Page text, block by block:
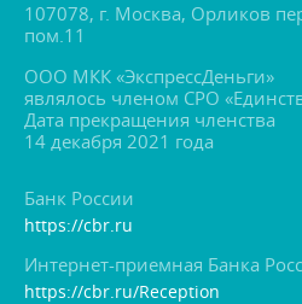
107078, г. Москва, Орликов
пом.11
ООО МКК «ЭкспрессДеньги»
являлось членом СРО
Дата прекращения членства
14 декабря 2021 года
Банк России
https://cbr.ru
Интернет-приемная Банка
https://cbr.ru/Reception